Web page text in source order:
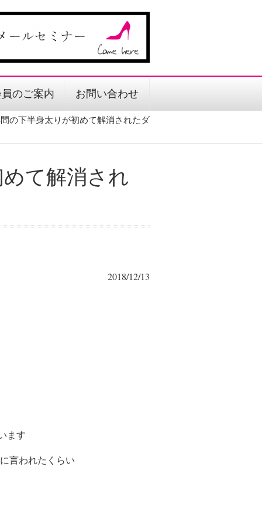
のご案内 お問い合わせ
の下半身太りが初めて解消されたダ
て解消され
2018/12/13
ます
言われたく らい